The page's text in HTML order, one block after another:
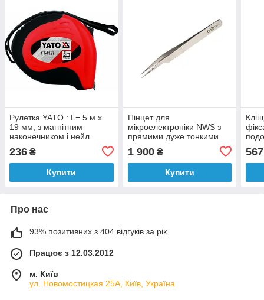
Рулетка YATO : L= 5 м x
19 мм, з магнітним
наконечником і нейл.
236 ₴
Купити
Пінцет для
мікроелектроніки NWS з
прямими дуже тонкими
кінцями, антимагнітний L=
110 мм
1 900₴
Купити
567
Про нас
93% позитивних з 404 відгуків за рік
Працює з 12.03.2012
м. Київ
ул. Новомостицкая 25А, Київ, Україна